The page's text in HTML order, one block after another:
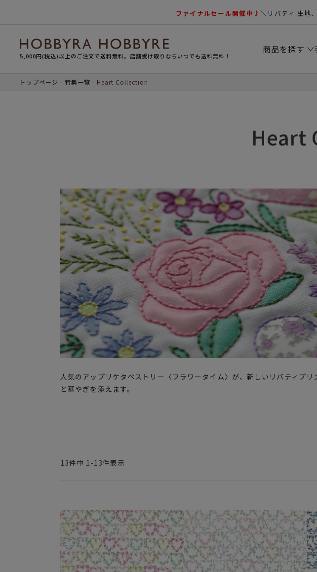
ファイナルセール開催中♪＼リバティ 生地
5,000円(税込)以上のご注文で送料無料。店舗受け取りならいつでも送料無料！
商品を探す
トップページ 特集一覧 Heart Collection
Heart
人気のアップリケタペストリー〈フラワータイム〉が、新しいリバティプ
と華やぎを添えます。
13件中 1 -13件表示